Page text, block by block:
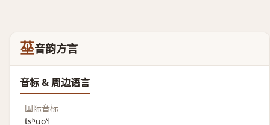
莝音韵方言
音标 & 周边语言
国际音标
tsʰuo˥˧